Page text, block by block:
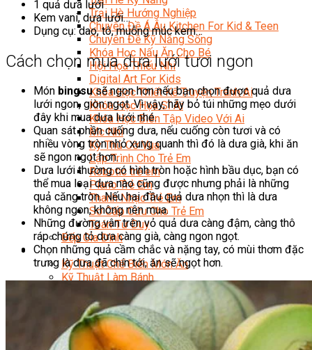
Trại Hè Hướng Nghiệp
Chuyên Đề Á Âu Kitchen For Kid & Teen
Chuyên Đề Kỹ Năng Sống
Khóa Học Nấu Ăn Cho Bé
Hội Họa Thiếu Nhi
Digital Art For Kids
Khóa Học Thiết Kế Truyện Tranh Ai
Khóa Học Họa Sĩ Ai
Khóa Học Biên Tập Video Với Ai
Mc Nhí
Kỳ Thủ Cờ Vua
Lập Trình Cho Trẻ Em
Robotic trẻ em
Piano Trẻ Em
Thanh Nhạc Trẻ Em
Sơ Cấp Cứu Cho Trẻ Em
Toán Tư Duy
Bếp Gia Đình
Trung Cấp CET
Kỹ Thuật Chế Biến Món Ăn
Kỹ Thuật Làm Bánh
Kỹ Thuật Pha Chế Đồ Uống
Quản Trị Khách Sạn
Quản Lý Kinh Doanh Nhà Hàng Và Dịch Vụ Ăn Uống
Hướng Dẫn Du Lịch
Quản Trị Lữ Hành
1 quả dưa lưới
Kem vani, dưa lưới…
Dụng cụ: dao, tô, muỗng múc kem…
Cách chọn mua dưa lưới tươi ngon
Món bingsusẽ ngon hơn nếu bạn chọn được quả dưa
lưới ngon, giòn ngọt. Vì vậy, hãy bỏ túi những mẹo dưới
đây khi mua dưa lưới nhé.
Quan sát phần cuống dưa, nếu cuống còn tươi và có
nhiều vòng tròn nhỏ xung quanh thì đó là dưa già, khi ăn
sẽ ngon ngọt hơn.
Dưa lưới thường có hình tròn hoặc hình bầu dục, bạn có
thể mua loại dưa nào cũng được nhưng phải là những
quả căng tròn. Nếu hai đầu quả dưa nhọn thì là dưa
không ngon, không nên mua.
Những đường vân trên vỏ quả dưa càng đậm, càng thô
ráp chứng tỏ dưa càng già, càng ngon ngọt.
Chọn những quả cầm chắc và nặng tay, có mùi thơm đặc
trưng là dưa đã chín tới, ăn sẽ ngọt hơn.